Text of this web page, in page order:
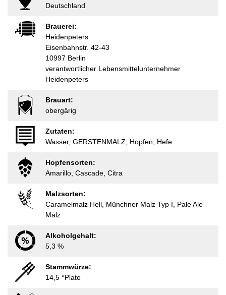
Deutschland
Brauerei:
Heidenpeters
Eisenbahnstr. 42-43
10997 Berlin
verantwortlicher Lebensmittelunternehmer
Heidenpeters
Brauart:
obergärig
Zutaten:
Wasser, GERSTENMALZ, Hopfen, Hefe
Hopfensorten:
Amarillo, Cascade, Citra
Malzsorten:
Caramelmalz Hell, Münchner Malz Typ I, Pale Ale
Malz
Alkoholgehalt:
5,3 %
Stammwürze:
14,5 °Plato